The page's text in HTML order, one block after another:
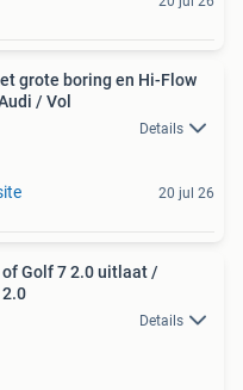
grote boring en Hi-Flow
/ Vol
Details
20 jul 26
of Golf 7 2.0 uitlaat /
Details